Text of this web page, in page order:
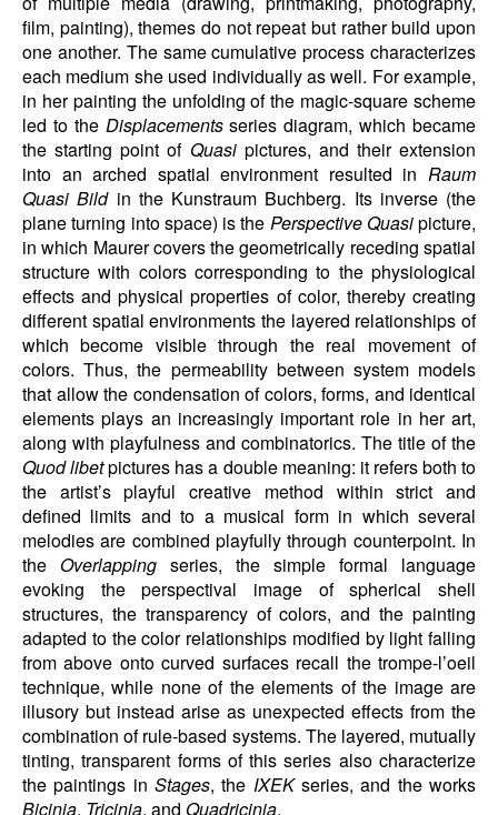
film, painting), themes do not repeat but rather build upon
one another. The same cumulative process characterizes
each medium she used individually as well. For example,
in her painting the unfolding of the magic-square scheme
led to the Displacementsseries diagram, which became
the starting point of Quasi pictures, and their extension
into an arched spatial environment resulted in Raum
Quasi Bildin the Kunstraum Buchberg. Its inverse (the
plane turning into space) is the Perspective Quasipicture,
in which Maurer covers the geometrically receding spatial
structure with colors corresponding to the physiological
effects and physical properties of color, thereby creating
different spatial environments the layered relationships of
which become visible through the real movement of
colors. Thus, the permeability between system models
that allow the condensation of colors, forms, and identical
elements plays an increasingly important role in her art,
along with playfulness and combinatorics. The title of the
Quod libetpictures has a double meaning: it refers both to
the artist’s playful creative method within strict and
defined limits and to a musical form in which several
melodies are combined playfully through counterpoint. In
the Overlapping series, the simple formal language
evoking the perspectival image of spherical shell
structures, the transparency of colors, and the painting
adapted to the color relationships modified by light falling
from above onto curved surfaces recall the trompe-l’oeil
technique, while none of the elements of the image are
illusory but instead arise as unexpected effects from the
combination of rule-based systems. The layered, mutually
tinting, transparent forms of this series also characterize
the paintings in Stages, the IXEKseries, and the works
Bicinia, Tricinia, and Quadricinia.